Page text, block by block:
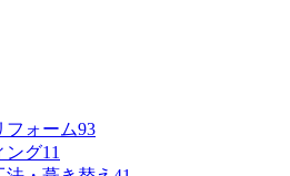
フォーム93
ング11